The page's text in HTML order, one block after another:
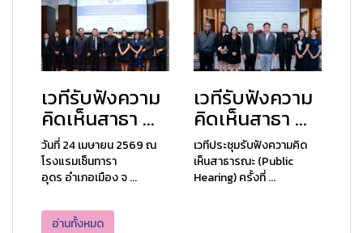
เวทีรับฟังความ
คิดเห็นสาธา ...
วันที่ 24 เมษายน 2569 ณ
โรงแรมเซ็นทารา
อุดร อำเภอเมือง จ ...
เวทีรับฟังความ
คิดเห็นสาธา ...
เวทีประชุมรับฟังความคิด
เห็นสาธารณะ (Public
Hearing) ครั้งที่ ...
อ่านทั้งหมด